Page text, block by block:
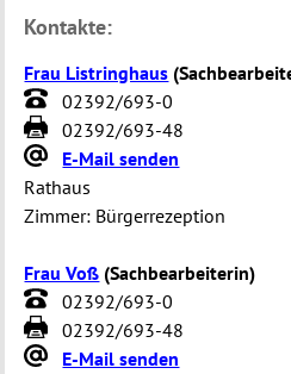
Kontakte:
Frau Listringhaus (
02392/693-0
02392/693-48
E-Mail senden
Rathaus
Zimmer: Bürgerrezeption
Frau Voß (Sachbearbeiterin)
02392/693-0
02392/693-48
E-Mail senden